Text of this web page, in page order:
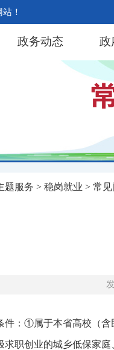
！
政务动态 政
题服务 > 稳岗就业 > 常见
件：①属于本省高校（
求职创业的城乡低保家